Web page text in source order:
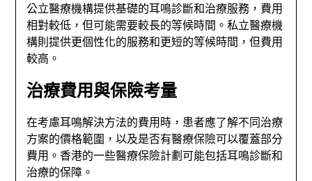
公立醫療機構提供基礎的耳鳴診斷和治療服務，費用
相對較低，但可能需要較長的等候時間。私立醫療機
構則提供更個性化的服務和更短的等候時間，但費用
較高。
治療費用與保險考量
在考慮耳鳴解決方法的費用時，患者應了解不同治療
方案的價格範圍，以及是否有醫療保險可以覆蓋部分
費用。香港的一些醫療保險計劃可能包括耳鳴診斷和
治療的保障。